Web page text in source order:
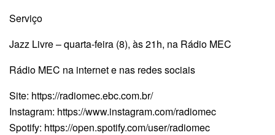
Serviço
Jazz Livre – quarta-feira (8), às 21h, na Rádio MEC
Rádio MEC na internet e nas redes sociais
Site: https://radiomec.ebc.com.br/​
Instagram: https://www.instagram.com/radiomec
Spotify: https://open.spotify.com/user/radiomec